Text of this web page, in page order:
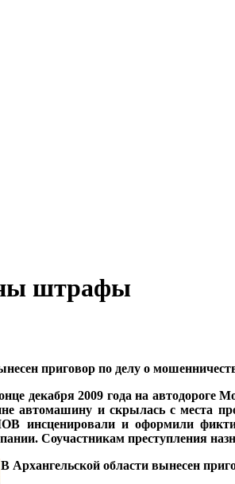
штрафы
приговор по делу о
декабря 2009 года на
автомашину и скрылась с места
инсценировали и оформили
Соучастникам преступления
В Архангельской области вынесен